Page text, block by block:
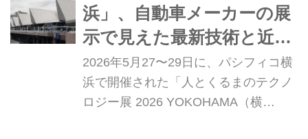
浜」、自動車メーカーの展
示で見えた最新技術と近未
来のクルマたち【イベン
ト】
2026年5月27〜29日に、パシフィコ横
浜で開催された「人とくるまのテクノ
ロジー展 2026 YOKOHAMA（横